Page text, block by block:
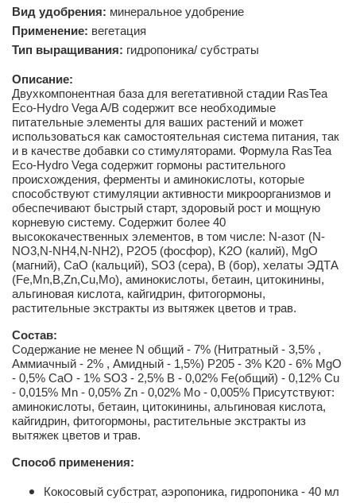
Вид удобрения: минеральное удобрение
Применение: вегетация
Тип выращивания: гидропоника/ субстраты
Описание:
Двухкомпонентная база для вегетативной стадии RasTea
Eco-Hydro Vega A/B содержит все необходимые
питательные элементы для ваших растений и может
использоваться как самостоятельная система питания, так
и в качестве добавки со стимуляторами. Формула RasTea
Eco-Hydro Vega содержит гормоны растительного
происхождения, ферменты и аминокислоты, которые
способствуют стимуляции активности микроорганизмов и
обеспечивают быстрый старт, здоровый рост и мощную
корневую систему. Содержит более 40
высококачественных элементов, в том числе: N-азот (N-
NO3,N-NH4,N-NH2), P2O5 (фосфор), K2O (калий), MgO
(магний), CaO (кальций), SO3 (сера), B (бор), хелаты ЭДТА
(Fe,Mn,B,Zn,Cu,Mo), аминокислоты, бетаин, цитокинины,
альгиновая кислота, кайгидрин, фитогормоны,
растительные экстракты из вытяжек цветов и трав.
Состав:
Содержание не менее N общий - 7% (Нитратный - 3,5% ,
Аммиачный - 2% , Амидный - 1,5%) P205 - 3% K20 - 6% MgO
- 0,5% CaO - 1% SO3 - 2,5% B - 0,02% Fe(общий) - 0,12% Cu
- 0,015% Mn - 0,05% Zn - 0,02% Mo - 0,005% Присутствуют:
аминокислоты, бетаин, цитокинины, альгиновая кислота,
кайгидрин, фитогормоны, растительные экстракты из
вытяжек цветов и трав.
Способ применения:
Кокосовый субстрат, аэропоника, гидропоника - 40 мл